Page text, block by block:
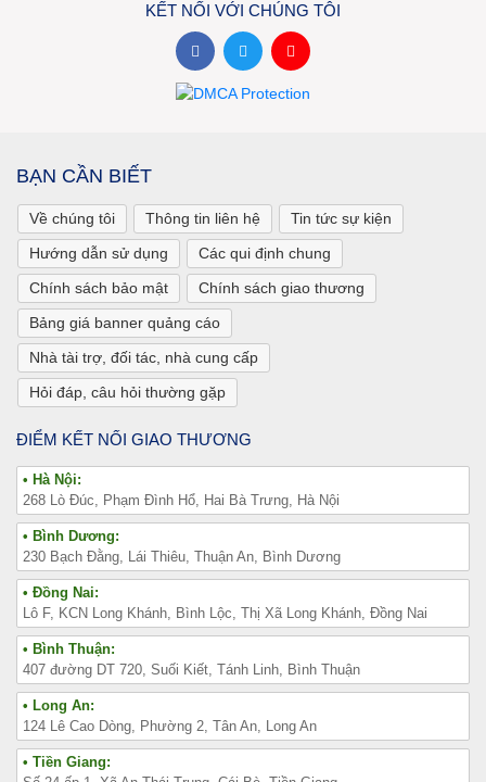
KẾT NỐI VỚI CHÚNG TÔI
BẠN CẦN BIẾT
Về chúng tôi Thông tin liên hệ
Tin tức sự kiện
Hướng dẫn sử dụng
Các qui định chung
Chính sách bảo mật
Chính sách giao thương
Bảng giá banner quảng cáo
Nhà tài trợ, đối tác, nhà cung cấp
Hỏi đáp, câu hỏi thường gặp
ĐIỂM KẾT NỐI GIAO THƯƠNG
• Hà Nội:
268 Lò Đúc, Phạm Đình Hổ, Hai Bà Trưng, Hà Nội
• Bình Dương:
230 Bạch Đằng, Lái Thiêu, Thuận An, Bình Dương
• Đồng Nai:
Lô F, KCN Long Khánh, Bình Lộc, Thị Xã Long Khánh, Đồng Nai
• Bình Thuận:
407 đường DT 720, Suối Kiết, Tánh Linh, Bình Thuận
• Long An:
124 Lê Cao Dòng, Phường 2, Tân An, Long An
• Tiền Giang: